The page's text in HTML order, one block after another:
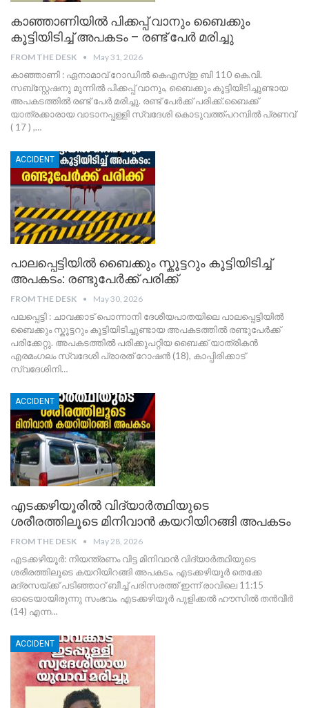
കാഞ്ഞാണിയിൽ പിക്കപ്പ് വാനും ബൈക്കും
കൂട്ടിയിടിച്ച് അപകടം – രണ്ട് പേർ മരിച്ചു
FROM THE DESK May 31, 2026
കാഞ്ഞാണി : ഏനാമാവ് റോഡിൽ കെഎസ്ഇ ബി 110 കെ.വി.
സബ്സ്റ്റേഷനു മുന്നിൽ പിക്കപ്പ് വാനും, ബൈക്കും കൂട്ടിയിടിച്ചുണ്ടായ
അപകടത്തിൽ രണ്ട് പേർ മരിച്ചു. രണ്ട് പേർക്ക് പരിക്ക്.ബൈക്ക്
യാത്രക്കാരായ വാടാനപ്പള്ളി സ്വദേശി കൊടുവത്ത്പറമ്പിൽ പ്രണവ്
( 17 ) ,…
ACCIDENT
പാലപ്പെട്ടിയിൽ ബൈക്കും സ്കൂട്ടറും കൂട്ടിയിടിച്ച്
അപകടം: രണ്ടുപേർക്ക് പരിക്ക്
FROM THE DESK May 30, 2026
പലപ്പെട്ടി : ചാവക്കാട് പൊന്നാനി ദേശീയപാതയിലെ പാലപ്പെട്ടിയിൽ
ബൈക്കും സ്കൂട്ടറും കൂട്ടിയിടിച്ചുണ്ടായ അപകടത്തിൽ രണ്ടുപേർക്ക്
പരിക്കേറ്റു. അപകടത്തിൽ പരിക്കുപറ്റിയ ബൈക്ക് യാത്രികൻ
എരമംഗലം സ്വദേശി പ്രാരത് റോഷൻ (18), കാപ്പിരിക്കാട്
സ്വദേശിനി…
ACCIDENT
എടക്കഴിയൂരിൽ വിദ്യാർത്ഥിയുടെ
ശരീരത്തിലൂടെ മിനിവാൻ കയറിയിറങ്ങി അപകടം
FROM THE DESK May 28, 2026
​എടക്കഴിയൂർ: നിയന്ത്രണം വിട്ട മിനിവാൻ വിദ്യാർത്ഥിയുടെ
ശരീരത്തിലൂടെ കയറിയിറങ്ങി അപകടം. എടക്കഴിയൂർ തെക്കേ
മദ്രസയ്ക്ക് പടിഞ്ഞാറ് ബീച്ച് പരിസരത്ത് ഇന്ന് രാവിലെ 11:15
ഓടെയായിരുന്നു സംഭവം. എടക്കഴിയൂർ പുളിക്കൽ ഹൗസിൽ തൻവീർ
(14) എന്ന…
ACCIDENT